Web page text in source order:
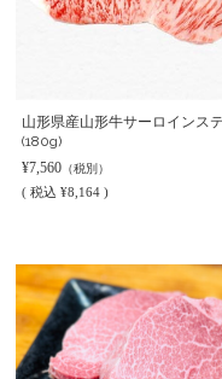
山形県産山形牛サーロインス
(180g)
¥7,560 （税別）
( 税込 ¥8,164 )